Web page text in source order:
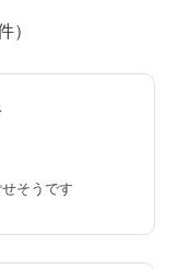
）
そうです